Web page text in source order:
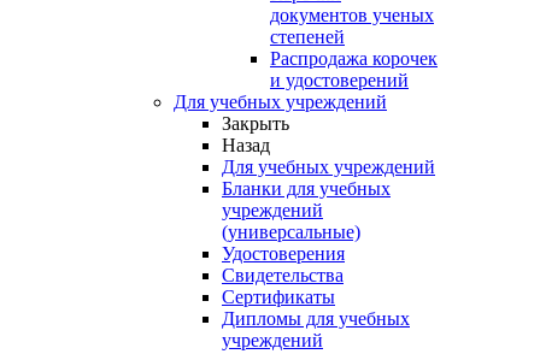
документов ученых
степеней
Распродажа корочек
и удостоверений
Для учебных учреждений
Закрыть
Назад
Для учебных учреждений
Бланки для учебных
учреждений
(универсальные)
Удостоверения
Свидетельства
Сертификаты
Дипломы для учебных
учреждений